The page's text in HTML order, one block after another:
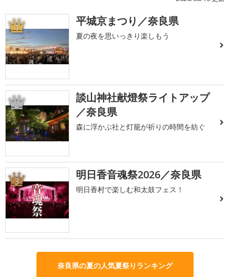
1 平城京まつり／奈良県
夏の夜を思いっきり楽しもう
2
談山神社献燈祭ライトアップ
／奈良県
森に浮かぶ社と灯籠が祈りの時間を紡ぐ
3 明日香音魂祭2026／奈良県
明日香村で楽しむ和太鼓フェス！
奈良県の夏の人気夏祭りランキング